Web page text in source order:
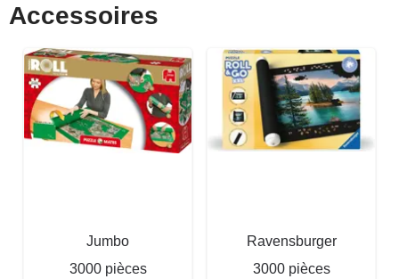
Accessoires
Jumbo
3000 pièces
Ravensburger
3000 pièces